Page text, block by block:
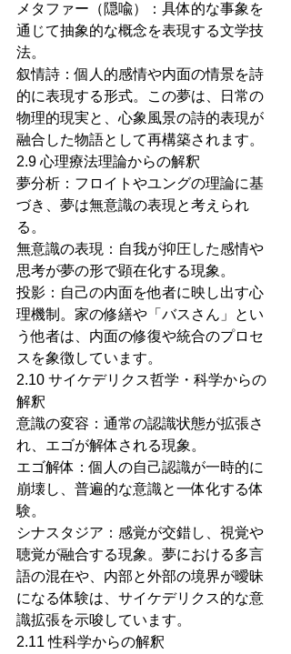
メタファー（隠喩）：具体的な事象を
通じて抽象的な概念を表現する文学技
法。
叙情詩：個人的感情や内面の情景を詩
的に表現する形式。この夢は、日常の
物理的現実と、心象風景の詩的表現が
融合した物語として再構築されます。
2.9 心理療法理論からの解釈
夢分析：フロイトやユングの理論に基
づき、夢は無意識の表現と考えられ
る。
無意識の表現：自我が抑圧した感情や
思考が夢の形で顕在化する現象。
投影：自己の内面を他者に映し出す心
理機制。家の修繕や「バスさん」とい
う他者は、内面の修復や統合のプロセ
スを象徴しています。
2.10 サイケデリクス哲学・科学からの
解釈
意識の変容：通常の認識状態が拡張さ
れ、エゴが解体される現象。
エゴ解体：個人の自己認識が一時的に
崩壊し、普遍的な意識と一体化する体
験。
シナスタジア：感覚が交錯し、視覚や
聴覚が融合する現象。夢における多言
語の混在や、内部と外部の境界が曖昧
になる体験は、サイケデリクス的な意
識拡張を示唆しています。
2.11 性科学からの解釈